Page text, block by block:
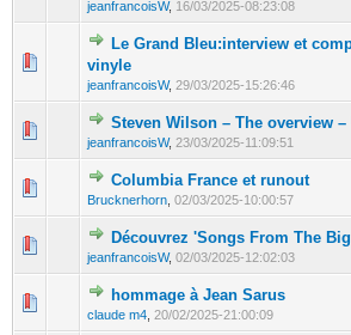
jeanfrancoisW, 16/03/2025-08:23:08
Le Grand Bleu:interview et
vinyle
jeanfrancoisW, 29/03/2025-15:26:46
Steven Wilson – The overview
jeanfrancoisW, 23/03/2025-11:09:51
Columbia France et runout
Brucknerhorn 02/03/2025-10:00:57
Découvrez 'Songs From The
jeanfrancoisW, 02/03/2025-12:02:03
hommage à Jean Sarus
claude m4 20/02/2025-21:00:09